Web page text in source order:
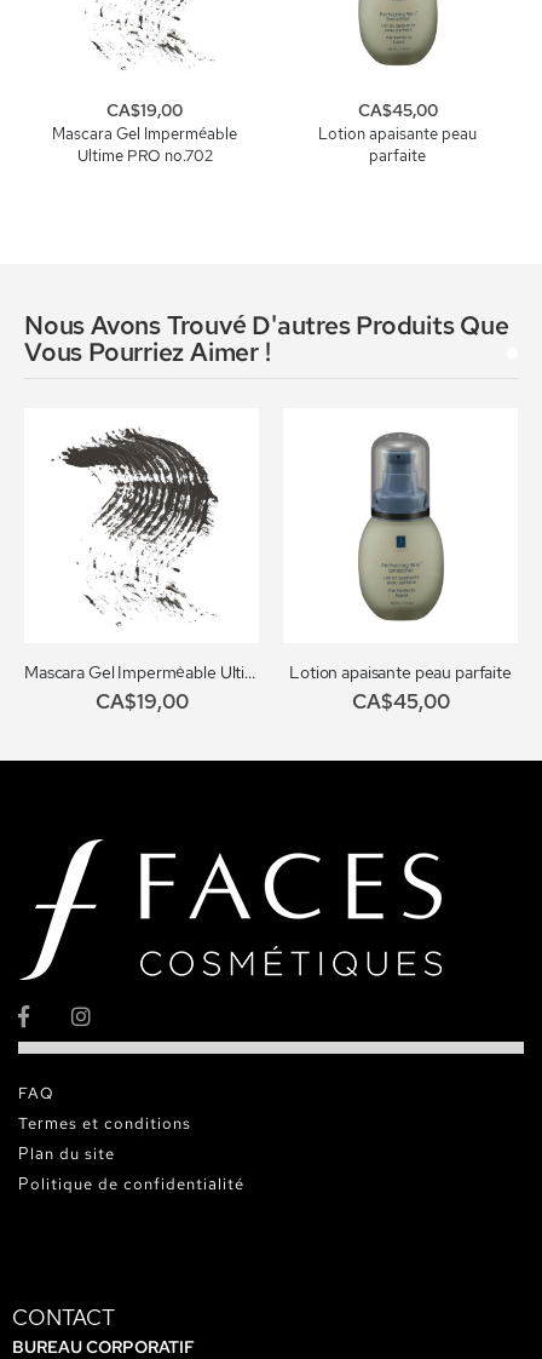
Mascara Gel Imperméable
Ultime PRO no.702
CA$19,00
Lotion apaisante peau
parfaite
CA$45,00
Nous Avons Trouvé D'autres Produits Que
Vous Pourriez Aimer !
Mascara Gel Imperméable Ultime PRO no.702
CA$19,00
Lotion apaisante peau parfaite
CA$45,00
FAQ
Termes et conditions
Plan du site
Politique de confidentialité
CONTACT
BUREAU CORPORATIF